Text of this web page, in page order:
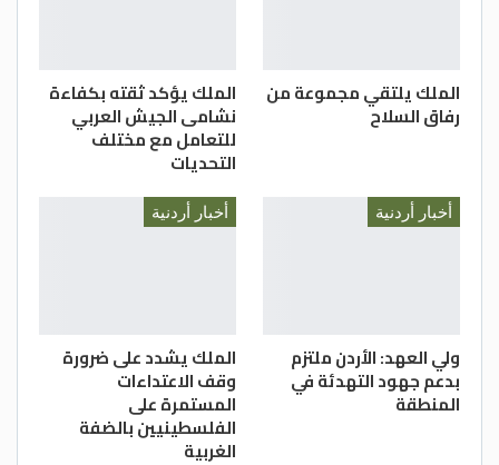
الملك يلتقي مجموعة من
رفاق السلاح
الملك يؤكد ثقته بكفاءة
نشامى الجيش العربي
للتعامل مع مختلف
التحديات
أخبار أردنية
ولي العهد: الأردن ملتزم
بدعم جهود التهدئة في
المنطقة
أخبار أردنية
الملك يشدد على ضرورة
وقف الاعتداءات
المستمرة على
الفلسطينيين بالضفة
الغربية